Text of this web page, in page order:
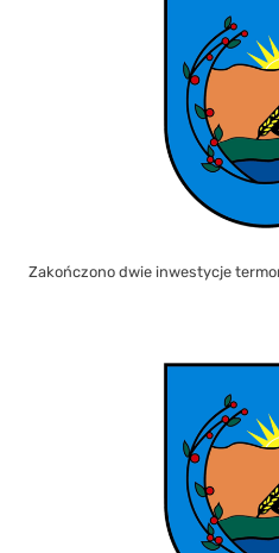
Zakończono dwie inwestycje